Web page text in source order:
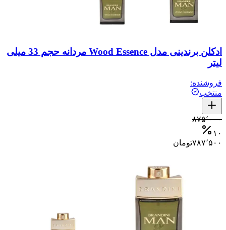
ادکلن برندینی مدل Wood Essence مردانه حجم 33 میلی
لیتر
فروشنده:
منتخب
۸۷۵٬۰۰۰
۱۰
۷۸۷٬۵۰۰تومان